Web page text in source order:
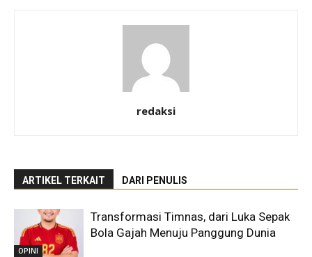
redaksi
ARTIKEL TERKAIT DARI PENULIS
OPINI
Transformasi Timnas, dari Luka Sepak
Bola Gajah Menuju Panggung Dunia